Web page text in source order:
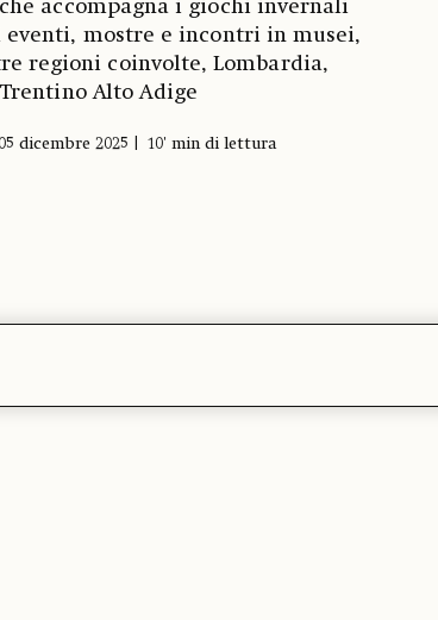
accompagna i giochi invernali
eventi, mostre e incontri in musei,
regioni coinvolte, Lombardia,
Alto Adige
05 dicembre 2025 10' min di lettura